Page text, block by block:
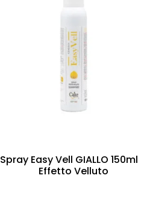
Spray Easy Vell GIALLO 150ml
Effetto Velluto